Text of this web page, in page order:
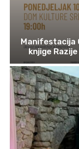
Manifestacija
knjige Razije